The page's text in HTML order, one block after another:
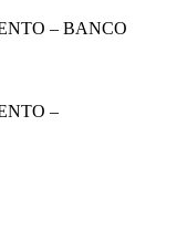
– BANCO
–